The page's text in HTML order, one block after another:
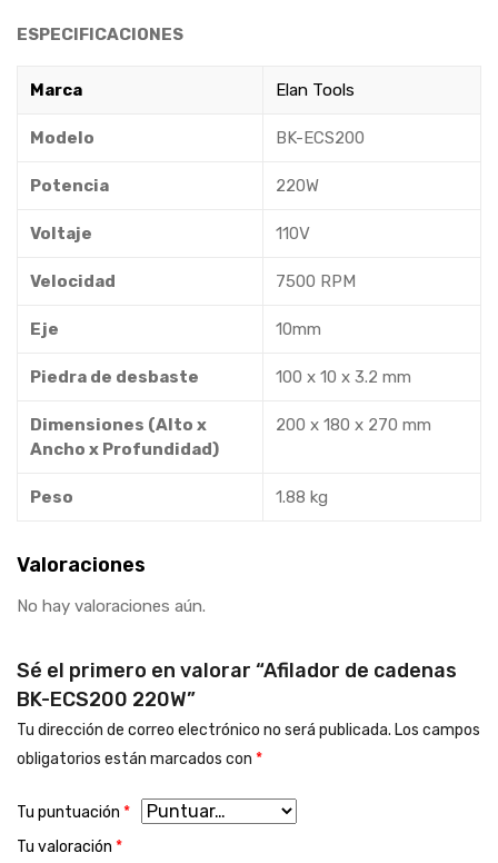
ESPECIFICACIONES
Marca Elan Tools
Modelo BK-ECS200
Potencia 220W
Voltaje 110V
Velocidad 7500 RPM
Eje 10mm
Piedra de desbaste 100 x 10 x 3.2 mm
Dimensiones (Alto x
Ancho x Profundidad)
200 x 180 x 270 mm
Peso 1.88 kg
Valoraciones
No hay valoraciones aún.
Sé el primero en valorar “Afilador de cadenas
BK-ECS200 220W”
Tu dirección de correo electrónico no será publicada. Los campos
obligatorios están marcados con *
Tu puntuación *
Tu valoración *